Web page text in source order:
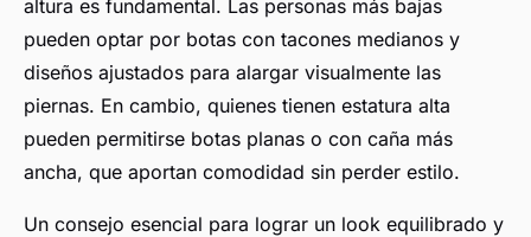
altura es fundamental. Las personas más bajas
pueden optar por botas con tacones medianos y
diseños ajustados para alargar visualmente las
piernas. En cambio, quienes tienen estatura alta
pueden permitirse botas planas o con caña más
ancha, que aportan comodidad sin perder estilo.
Un consejo esencial para lograr un look equilibrado y